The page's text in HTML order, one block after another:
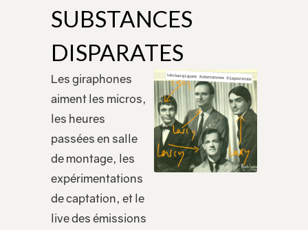
SUBSTANCES
DISPARATES
Les giraphones
aiment les micros,
les heures
passées en salle
de montage, les
expérimentations
de captation, et le
live des émissions